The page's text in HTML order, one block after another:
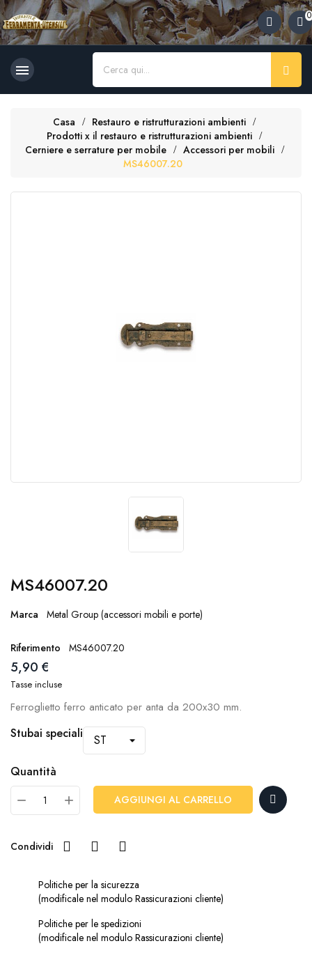
Aggiungi alla lista dei desideri ×
Crea nuova lista
((title)) ×
((label))
((cancelText)) ((createText))
Accedi ×
Devi avere effettuato l'accesso per salvare dei prodotti nella tua
lista dei desideri.
((cancelText)) ((loginText))
0

Casa
Restauro e ristrutturazioni ambienti
Prodotti x il restauro e ristrutturazioni ambienti
Cerniere e serrature per mobile
Accessori per mobili
MS46007.20
MS46007.20
Marca Metal Group (accessori mobili e porte)
Riferimento MS46007.20
5,90 €
Tasse incluse
Ferroglietto ferro anticato per anta da 200x30 mm.
Stubai speciali
Quantità
AGGIUNGI AL CARRELLO
Condividi
Politiche per la sicurezza
(modificale nel modulo Rassicurazioni cliente)
Politiche per le spedizioni
(modificale nel modulo Rassicurazioni cliente)